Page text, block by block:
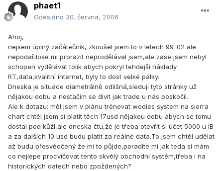
phaet1
Odesláno 30. června, 2006
Ahoj,
nejsem úplný začátečník, zkoušel jsem to v letech 99-02 ale
nepodařilose mi prorazit neprodělával jsem,ale zase jsem nebyl
schopen vydělávat tolik abych pokryl tehdejší náklady
RT,data,kvalitní internet, byly to dost velké pálky.
Dneska je situace diametrálně odlišná,sleduji tyto stránky už
nějakou dobu a nestačím se divit jak trade u nás poskočil.
Ale k dotazu: měl jsem v plánu trénovat wodies system na sierra
chart chtěl jsem si platit těch 17usd nějakou dobu abych se tomu
dostal pod kůži,ale dneska čtu,že je třeba otevřít si účet 5000 u IB
a za dalších 10 usd budu platit za reálné data.To jsem chtěl udělat
až budu přesvědčený že mi to půjde,poradíte mi jak teda si mám
co nejlépe procvičovat tento skvělý obchodní systém,třeba i na
historických datech nebo zpoždených?